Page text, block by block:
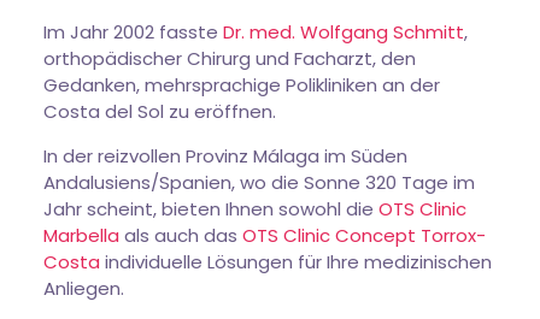
Im Jahr 2002 fasste Dr. med. Wolfgang Schmitt,
orthopädischer Chirurg und Facharzt, den
Gedanken, mehrsprachige Polikliniken an der
Costa del Sol zu eröffnen.
In der reizvollen Provinz Málaga im Süden
Andalusiens/Spanien, wo die Sonne 320 Tage im
Jahr scheint, bieten Ihnen sowohl die OTS Clinic
Marbella als auch das OTS Clinic Concept Torrox-
Costa individuelle Lösungen für Ihre medizinischen
Anliegen.